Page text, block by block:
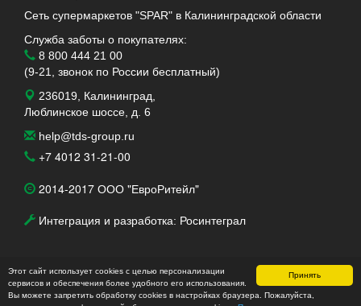
Принять
Этот сайт использует cookies с целью персонализации
сервисов и обеспечения более удобного его использования.
Вы можете запретить обработку cookies в настройках браузера. Пожалуйста,
Сеть супермаркетов "SPAR" в Калининградской области
Служба заботы о покупателях:
8 800 444 21 00
(9-21, звонок по России бесплатный)
236019, Калининград,
Люблинское шоссе, д. 6
help@tds-group.ru
+7 4012 31-21-00
2014-2017 ООО "ЕвроРитейл"
Интеграция и разработка: Росинтеграл
Политика обработки персональных данных ООО